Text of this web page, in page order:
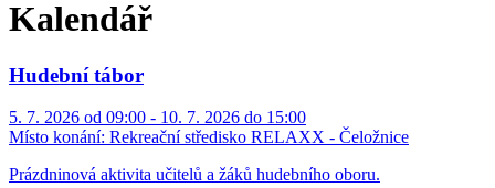
Kalendář
Hudební tábor
5. 7. 2026 od 09:00 - 10. 7. 2026 do 15:00
Místo konání: Rekreační středisko RELAXX - Čeložnice
Prázdninová aktivita učitelů a žáků hudebního oboru.